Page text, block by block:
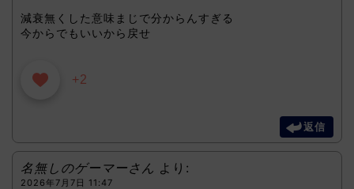
減衰無くした意味まじで分からんすぎる
今からでもいいから戻せ
+2
返信
名無しのゲーマーさん より:
2026年7月7日 11:47